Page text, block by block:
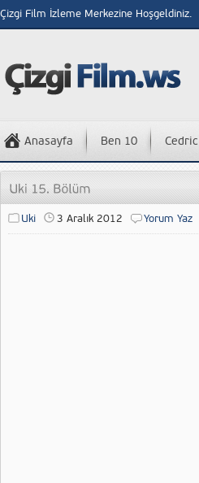
Çizgi Film İzleme Merkezine Hoşgeldiniz.
Anasayfa Ben 10 Cedric
Uki 3 Aralık 2012 Yorum Yaz